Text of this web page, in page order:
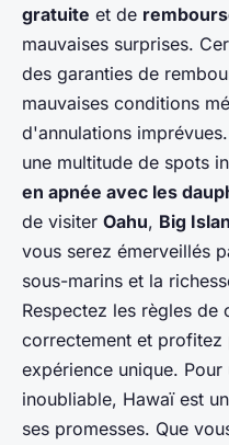
gratuite et de
mauvaises surprises.
des garanties de
mauvaises conditions
d'annulations
une multitude de spots
en apnée avec les
de visiter Oahu, Big
vous serez émerveillés
sous-marins et la
Respectez les règles
correctement et profitez
expérience unique. Pour
inoubliable, Hawaï est
ses promesses. Que